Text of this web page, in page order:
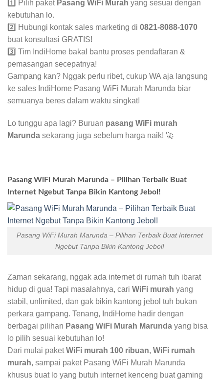
1️⃣ Pilih paket Pasang WiFi Murah yang sesuai dengan
kebutuhan lo.
2️⃣ Hubungi kontak sales marketing di 0821-8088-1070
buat konsultasi GRATIS!
3️⃣ Tim IndiHome bakal bantu proses pendaftaran &
pemasangan secepatnya!
Gampang kan? Nggak perlu ribet, cukup WA aja langsung
ke sales IndiHome Pasang WiFi Murah Marunda biar
semuanya beres dalam waktu singkat!
Lo tunggu apa lagi? Buruan pasang WiFi murah
Marunda sekarang juga sebelum harga naik! 🚀
Pasang WiFi Murah Marunda – Pilihan Terbaik Buat
Internet Ngebut Tanpa Bikin Kantong Jebol!
Pasang WiFi Murah Marunda – Pilihan Terbaik Buat Internet
Ngebut Tanpa Bikin Kantong Jebol!
Zaman sekarang, nggak ada internet di rumah tuh ibarat
hidup di gua! Tapi masalahnya, cari WiFi murah yang
stabil, unlimited, dan gak bikin kantong jebol tuh bukan
perkara gampang. Tenang, IndiHome hadir dengan
berbagai pilihan Pasang WiFi Murah Marunda yang bisa
lo pilih sesuai kebutuhan lo!
Dari mulai paketWiFi murah 100 ribuan, WiFi rumah
murah, sampai paket Pasang WiFi Murah Marunda
khusus buat lo yang butuh internet kenceng buat gaming